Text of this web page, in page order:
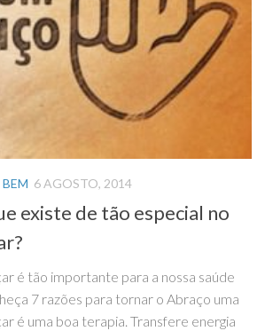
6 AGOSTO, 2014
existe de tão especial no
é tão importante para a nossa saúde
7 razões para tornar o Abraço uma
é uma boa terapia. Transfere energia